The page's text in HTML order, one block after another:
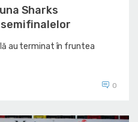
Sharks
au terminat în fruntea
0